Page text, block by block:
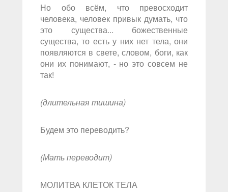
Но обо всём, что превосходит
человека, человек привык думать, что
это существа... божественные
существа, то есть у них нет тела, они
появляются в свете, словом, боги, как
они их понимают, - но это совсем не
так!
(длительная тишина)
Будем это переводить?
(Мать переводит)
МОЛИТВА КЛЕТОК ТЕЛА